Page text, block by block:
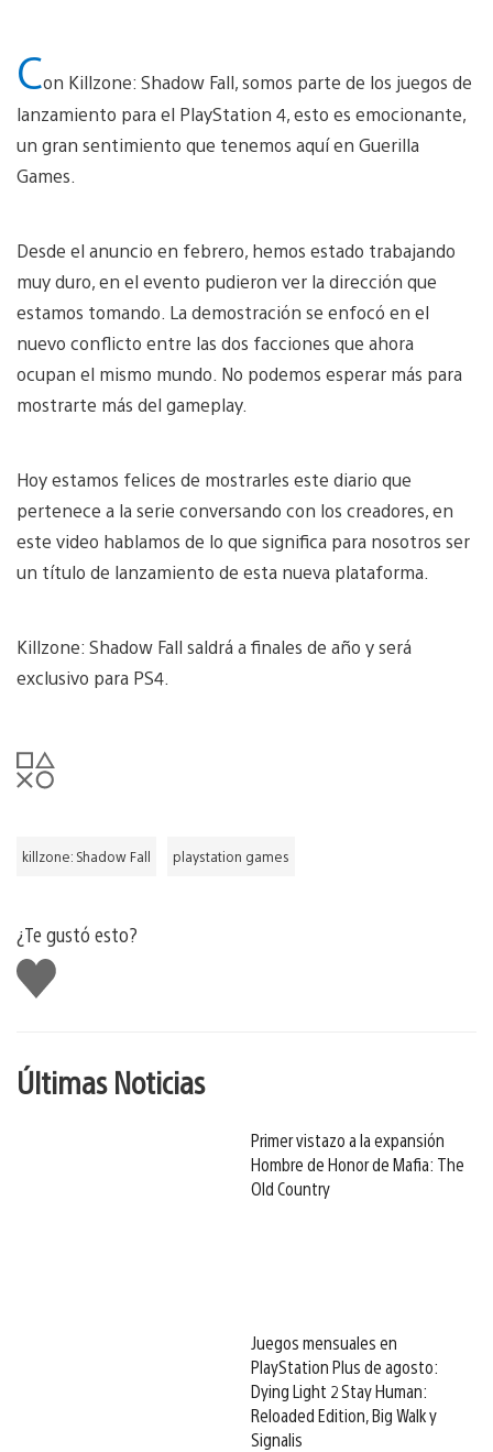
Con Killzone: Shadow Fall, somos parte de los juegos de
lanzamiento para el PlayStation 4, esto es emocionante,
un gran sentimiento que tenemos aquí en Guerilla
Games.
Desde el anuncio en febrero, hemos estado trabajando
muy duro, en el evento pudieron ver la dirección que
estamos tomando. La demostración se enfocó en el
nuevo conflicto entre las dos facciones que ahora
ocupan el mismo mundo. No podemos esperar más para
mostrarte más del gameplay.
Hoy estamos felices de mostrarles este diario que
pertenece a la serie conversando con los creadores, en
este video hablamos de lo que significa para nosotros ser
un título de lanzamiento de esta nueva plataforma.
Killzone: Shadow Fall saldrá a finales de año y será
exclusivo para PS4.
killzone: Shadow Fall playstation games
¿Te gustó esto?
Me
gusta
Últimas Noticias
Primer vistazo a la expansión
Hombre de Honor de Mafia: The
Old Country
Juegos mensuales en
PlayStation Plus de agosto:
Dying Light 2 Stay Human:
Reloaded Edition, Big Walk y
Signalis